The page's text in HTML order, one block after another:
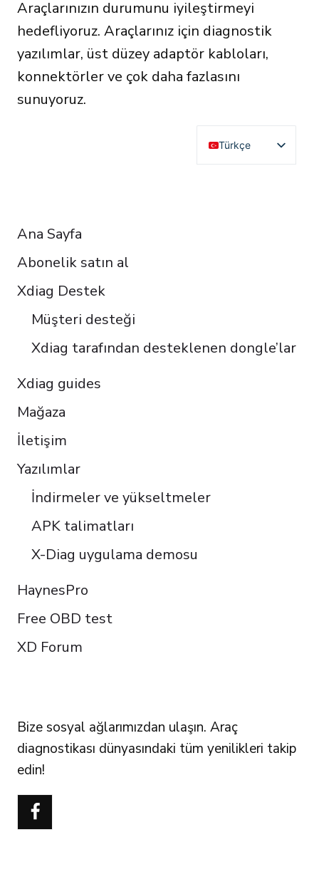
Araçlarınızın durumunu iyileştirmeyi
hedefliyoruz. Araçlarınız için diagnostik
yazılımlar, üst düzey adaptör kabloları,
konnektörler ve çok daha fazlasını
sunuyoruz.
Türkçe
English
Ana Sayfa
Abonelik satın al
Xdiag Destek
Müşteri desteği
Xdiag tarafından desteklenen dongle’lar
Xdiag guides
Mağaza
İletişim
Yazılımlar
İndirmeler ve yükseltmeler
APK talimatları
X-Diag uygulama demosu
HaynesPro
Free OBD test
XD Forum
Bize sosyal ağlarımızdan ulaşın. Araç
diagnostikası dünyasındaki tüm yenilikleri takip
edin!